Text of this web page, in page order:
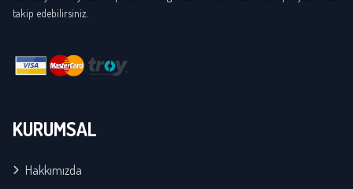
takip edebilirsiniz.
KURUMSAL
Hakkımızda